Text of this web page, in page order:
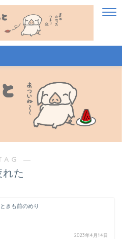
―
れた
きも前のめり
2023年4月14日